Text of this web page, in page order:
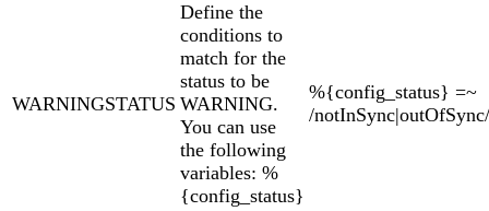
WARNINGSTATUS
Define the
conditions to
match for the
status to be
WARNING.
You can use
the following
variables: %
{config_status}
%{config_status} =~
/notInSync|outOfSync/